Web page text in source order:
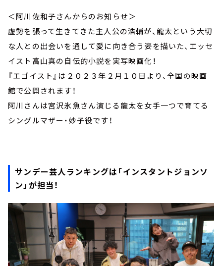
＜阿川佐和子さんからのお知らせ＞
虚勢を張って生きてきた主人公の浩輔が、龍太という大切
な人との出会いを通して愛に向き合う姿を描いた、エッセ
イスト高山真の自伝的小説を実写映画化！
『エゴイスト』は２０２３年２月１０日より、全国の映画
館で公開されます！
阿川さんは宮沢氷魚さん演じる龍太を女手一つで育てる
シングルマザー・妙子役です！
サンデー芸人ランキングは「インスタントジョンソ
ン」が担当！